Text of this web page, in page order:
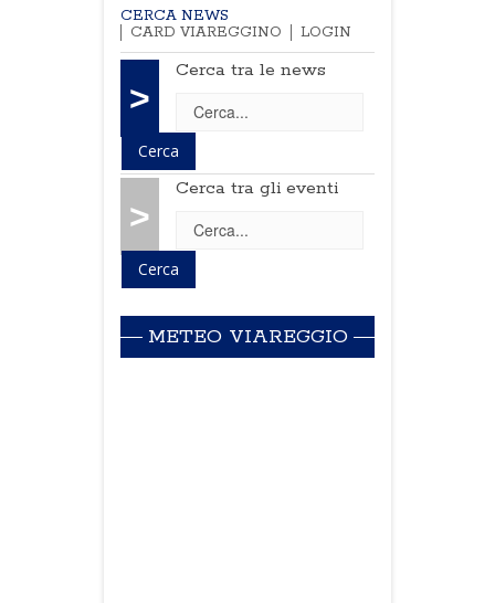
CERCA NEWS
CARD VIAREGGINO
LOGIN
>
Cerca tra le news
>
Cerca tra gli eventi
METEO VIAREGGIO